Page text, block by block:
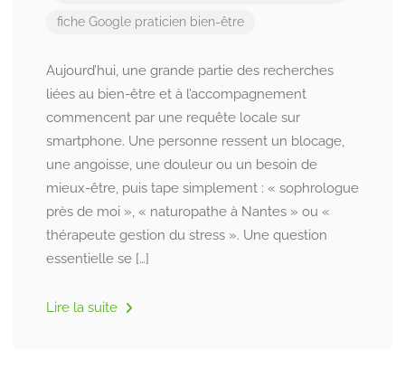
fiche Google praticien bien-être
Aujourd’hui, une grande partie des recherches
liées au bien-être et à l’accompagnement
commencent par une requête locale sur
smartphone. Une personne ressent un blocage,
une angoisse, une douleur ou un besoin de
mieux-être, puis tape simplement : « sophrologue
près de moi », « naturopathe à Nantes » ou «
thérapeute gestion du stress ». Une question
essentielle se […]
Lire la suite